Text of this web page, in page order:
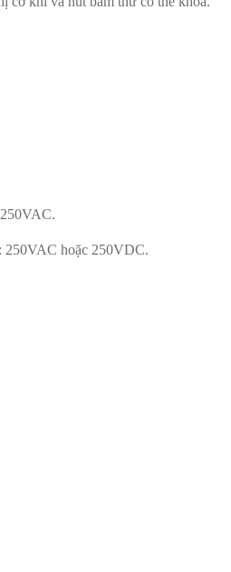
250VAC hoặc 250VDC.